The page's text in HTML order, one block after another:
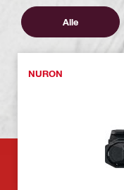
Alle
NURON